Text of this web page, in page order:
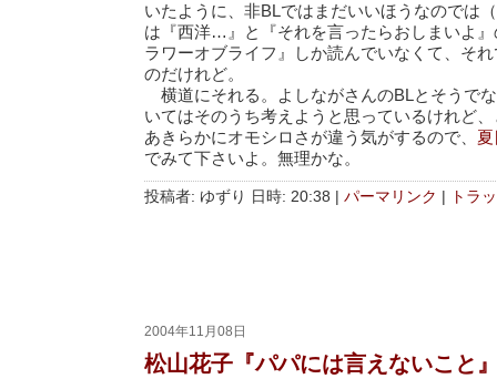
いたように、非BLではまだいいほうなのでは
は『西洋…』と『それを言ったらおしまいよ
ラワーオブライフ』しか読んでいなくて、そ
のだけれど。
横道にそれる。よしながさんのBLとそうで
いてはそのうち考えようと思っているけれど
あきらかにオモシロさが違う気がするので、
でみて下さいよ。無理かな。
投稿者: ゆずり 日時: 20:38 パーマリンク トラ
2004年11月08日
松山花子『パパには言えないこと